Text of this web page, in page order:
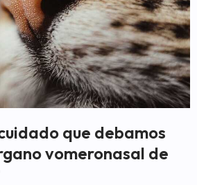
que debamos
vomeronasal de